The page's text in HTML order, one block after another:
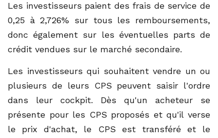
Les investisseurs paient des frais de service de
0,25 à 2,726% sur tous les remboursements,
donc également sur les éventuelles parts de
crédit vendues sur le marché secondaire.
Les investisseurs qui souhaitent vendre un ou
plusieurs de leurs CPS peuvent saisir l'ordre
dans leur cockpit. Dès qu'un acheteur se
présente pour les CPS proposés et qu'il verse
le prix d'achat, le CPS est transféré et le